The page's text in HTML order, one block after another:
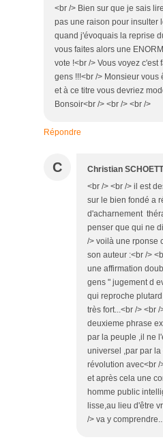
<br /> Bien sur que je sais
pas une raison pour insulter
quand j'évoquais la reprise
vous faites alors une
vote !<br /> Vous voyez
gens !!!<br /> Monsieur
et à ce titre vous devriez
Bonsoir<br /> <br /> <br />
Répondre
C Christian
<br /> <br /> il est
sur le bien fondé a
d'acharnement
penser que qui ne
/> voilà une rponse
son auteur :<br />
une affirmation
gens " jugement d
qui reproche
très fort...<br /> <br
deuxieme phrase
par la peuple ,il ne
universel ,par par
révolution avec<br /
et après cela une
homme public
lisse,au lieu d'être
/> va y